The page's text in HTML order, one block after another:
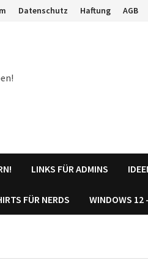
Datenschutz Haftung AGB
LINKS FÜR ADMINS
FÜR NERDS WINDOWS 12